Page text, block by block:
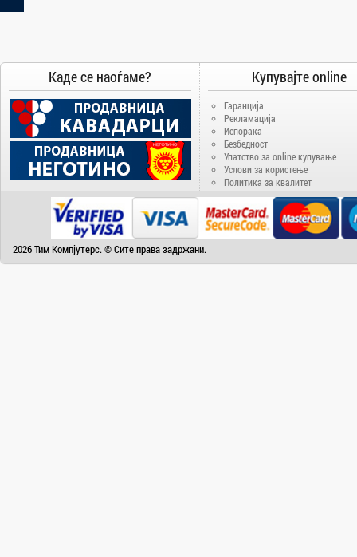
ATI
BenQ
Blackview
Broadlink
Canvas
Каде се наоѓаме? Купувајте online
Гаранција
Рекламација
Испорака
Безбедност
Упатство за online купување
Услови за користење
Политика за квалитет
2026 Тим Компјутерс. © Сите права задржани.